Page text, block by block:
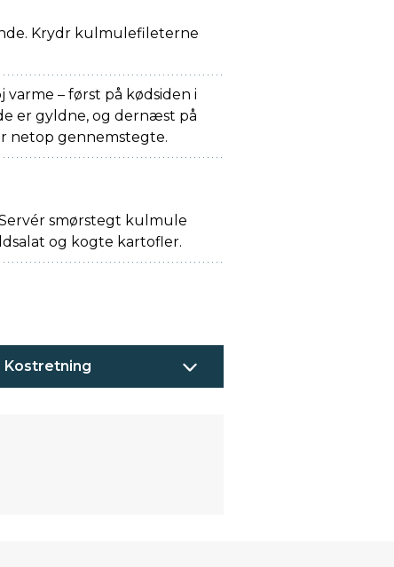
Krydr kulmulefileterne
– først på kødsiden i
er gyldne, og dernæst på
netop gennemstegte.
smørstegt kulmule
og kogte kartofler.
Kostretning